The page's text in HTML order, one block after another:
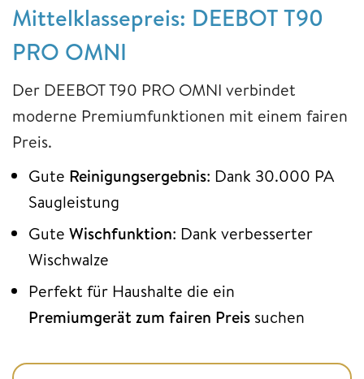
Mittelklassepreis: DEEBOT T90
PRO OMNI
Der DEEBOT T90 PRO OMNI verbindet
moderne Premiumfunktionen mit einem fairen
Preis.
Gute Reinigungsergebnis: Dank 30.000 PA
Saugleistung
Gute Wischfunktion: Dank verbesserter
Wischwalze
Perfekt für Haushalte die ein
Premiumgerät zum fairen Preis suchen